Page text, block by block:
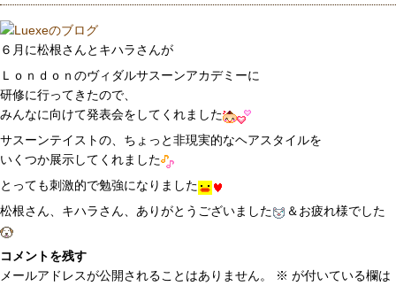
６月に松根さんとキハラさんが
Ｌｏｎｄｏｎのヴィダルサスーンアカデミーに
研修に行ってきたので、
みんなに向けて発表会をしてくれました
サスーンテイストの、ちょっと非現実的なヘアスタイルを
いくつか展示してくれました
とっても刺激的で勉強になりました
松根さん、キハラさん、ありがとうございました
＆お疲れ様でした
コメントを残す
メールアドレスが公開されることはありません。
※ が付いている欄は